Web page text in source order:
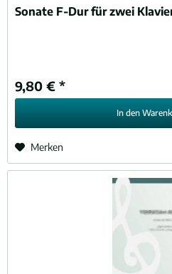
Sonate F-Dur für zwei
9,80 € *
In den
Merken